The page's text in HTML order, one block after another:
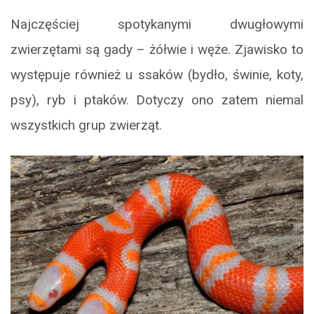
Najczęściej spotykanymi dwugłowymi
zwierzętami są gady – żółwie i węże. Zjawisko to
występuje również u ssaków (bydło, świnie, koty,
psy), ryb i ptaków. Dotyczy ono zatem niemal
wszystkich grup zwierząt.